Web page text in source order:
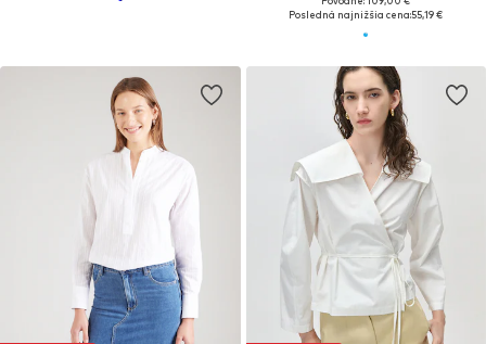
Posledná najnižšia cena:55,19 €